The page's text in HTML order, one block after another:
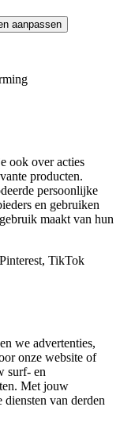
aanpassen
ook over acties
producten.
persoonlijke
en gebruiken
maakt van hun
TikTok
we advertenties,
onze website of
surf- en
Met jouw
van derden